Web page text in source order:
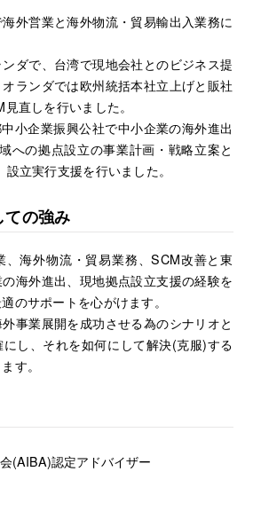
外営業と海外物流・貿易輸出入業務に
ダで、台湾で現地会社とのビジネス提
ランダでは欧州統括本社立上げと販社
直しを行いました。
小企業振興公社で中小企業の海外進出
への拠点設立の事業計画・戦略立案と
立実行支援を行いました。
の強み
、海外物流・貿易業務、SCM改善と東
海外進出、現地拠点設立支援の経験を
のサポートを心がけます。
事業展開を成功させる為のシナリオと
し、それを如何にして解決(克服)する
す。
(AIBA)認定アドバイザー